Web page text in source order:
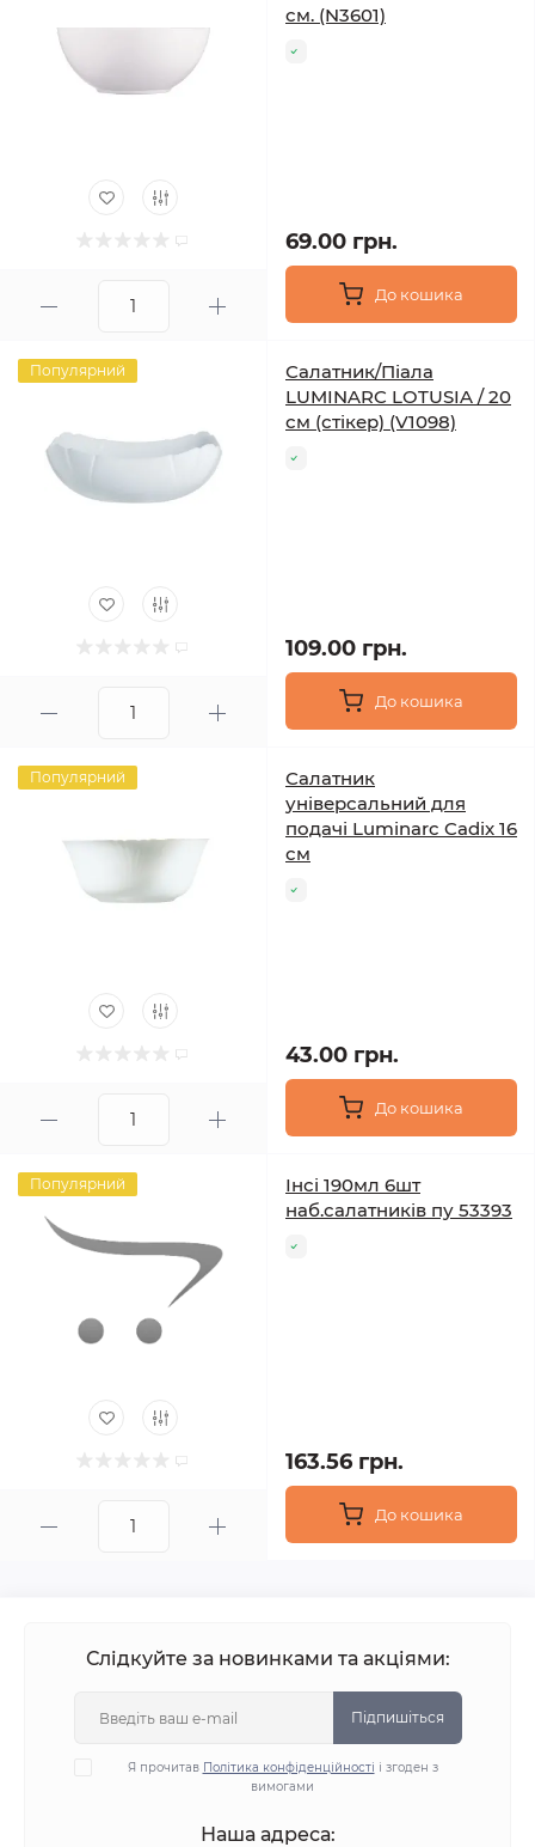
см. (N3601)
69.00 грн.
До кошика
Популярний
Салатник/Піала
LUMINARC LOTUSIA / 20
см (стікер) (V1098)
109.00 грн.
До кошика
Популярний
Салатник
універсальний для
подачі Luminarc Cadix 16
см
43.00 грн.
До кошика
Популярний
Інсі 190мл 6шт
наб.салатників пу 53393
163.56 грн.
До кошика
Слідкуйте за новинками та акціями:
Підпишіться
Я прочитав Політика конфіденційності і згоден з
вимогами
Наша адреса: